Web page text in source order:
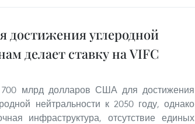
достижения углеродной
делает ставку на VIFC
700 млрд долларов США для достижения
нейтральности к 2050 году, однако
инфраструктура, отсутствие единых